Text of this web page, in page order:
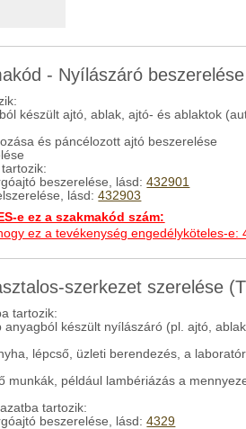
- Nyílászáró beszerelése
készült ajtó, ablak, ajtó- és ablaktok
és páncélozott ajtó beszerelése
beszerelése, lásd:432901
lásd:432903
e ez a szakmakód szám:
ez a tevékenység engedélyköteles-e:
szerkezet szerelése
tartozik:
anyagból készült nyílászáró (pl. ajtó,
lépcső, üzleti berendezés, a
munkák, például lambériázás a
tartozik:
beszerelése, lásd:4329